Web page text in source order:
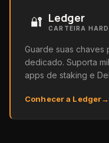
🔐 Ledger
Guarde suas chaves
dedicado. Suporta
apps de staking e
Conhecer a Ledger→